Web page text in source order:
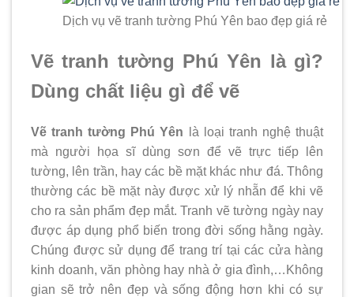
Dịch vụ vẽ tranh tường Phú Yên bao đẹp giá rẻ
Vẽ tranh tường Phú Yên là gì?
Dùng chất liệu gì để vẽ
Vẽ tranh tường Phú Yên là loại tranh nghệ thuật
mà người họa sĩ dùng sơn để vẽ trực tiếp lên
tường, lên trần, hay các bề mặt khác như đá. Thông
thường các bề mặt này được xử lý nhẵn để khi vẽ
cho ra sản phẩm đẹp mắt. Tranh vẽ tường ngày nay
được áp dụng phổ biến trong đời sống hằng ngày.
Chúng được sử dụng để trang trí tại các cửa hàng
kinh doanh, văn phòng hay nhà ở gia đình,…Không
gian sẽ trở nên đẹp và sống động hơn khi có sự